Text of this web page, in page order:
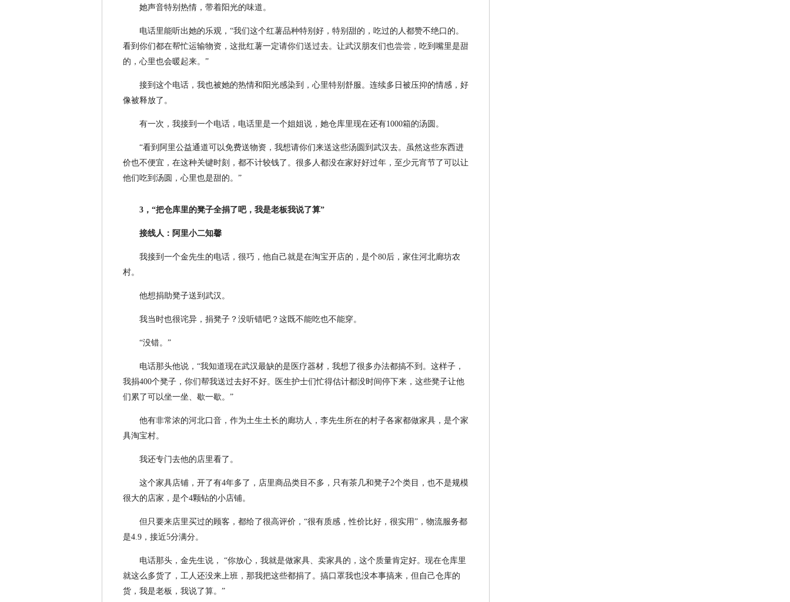
她声音特别热情，带着阳光的味道。
电话里能听出她的乐观，“我们这个红薯品种特别好，特别甜的，吃过的人都赞不绝口的。
看到你们都在帮忙运输物资，这批红薯一定请你们送过去。让武汉朋友们也尝尝，吃到嘴里是甜
的，心里也会暖起来。”
接到这个电话，我也被她的热情和阳光感染到，心里特别舒服。连续多日被压抑的情感，好
像被释放了。
有一次，我接到一个电话，电话里是一个姐姐说，她仓库里现在还有1000箱的汤圆。
“看到阿里公益通道可以免费送物资，我想请你们来送这些汤圆到武汉去。虽然这些东西进
价也不便宜，在这种关键时刻，都不计较钱了。很多人都没在家好好过年，至少元宵节了可以让
他们吃到汤圆，心里也是甜的。”
3，“把仓库里的凳子全捐了吧，我是老板我说了算”
接线人：阿里小二知馨
我接到一个金先生的电话，很巧，他自己就是在淘宝开店的，是个80后，家住河北廊坊农
村。
他想捐助凳子送到武汉。
我当时也很诧异，捐凳子？没听错吧？这既不能吃也不能穿。
“没错。”
电话那头他说，“我知道现在武汉最缺的是医疗器材，我想了很多办法都搞不到。这样子，
我捐400个凳子，你们帮我送过去好不好。医生护士们忙得估计都没时间停下来，这些凳子让他
们累了可以坐一坐、歇一歇。”
他有非常浓的河北口音，作为土生土长的廊坊人，李先生所在的村子各家都做家具，是个家
具淘宝村。
我还专门去他的店里看了。
这个家具店铺，开了有4年多了，店里商品类目不多，只有茶几和凳子2个类目，也不是规模
很大的店家，是个4颗钻的小店铺。
但只要来店里买过的顾客，都给了很高评价，“很有质感，性价比好，很实用”，物流服务都
是4.9，接近5分满分。
电话那头，金先生说， “你放心，我就是做家具、卖家具的，这个质量肯定好。现在仓库里
就这么多货了，工人还没来上班，那我把这些都捐了。搞口罩我也没本事搞来，但自己仓库的
货，我是老板，我说了算。”